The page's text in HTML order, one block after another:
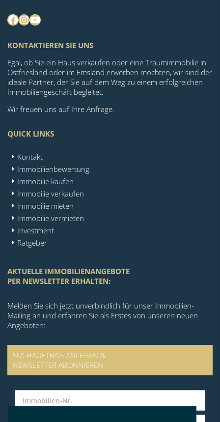
Facebook
Instagram
YouTube
KONTAKTIEREN SIE UNS
Egal, ob Sie ein Haus verkaufen oder eine Traumimmobilie in
Ostfriesland oder im Emsland erwerben möchten, wir sind der
ideale Partner, der Sie auf dem Weg zu einem erfolgreichen
Immobiliengeschäft begleitet.
Wir freuen uns auf Ihre Anfrage.
QUICK LINKS
Kontakt
Immobilienbewertung
Immobilie kaufen
Immobilie verkaufen
Immobilie mieten
Immobilie vermieten
Investment
Ratgeber
AKTUELLE IMMOBILIENANGEBOTE
PER NEWSLETTER ERHALTEN:
Melden Sie sich jetzt unverbindlich für unser Immobilien-
Mailing an und erfahren Sie als Erstes von unseren neuen
Angeboten:
SUCHAUFTRAG ANLEGEN &
NEWSLETTER ABONNIEREN